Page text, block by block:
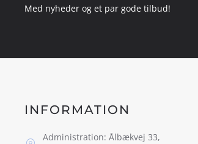
Med nyheder og et par gode tilbud!
INFORMATION
Administration: Ålbækvej 33,